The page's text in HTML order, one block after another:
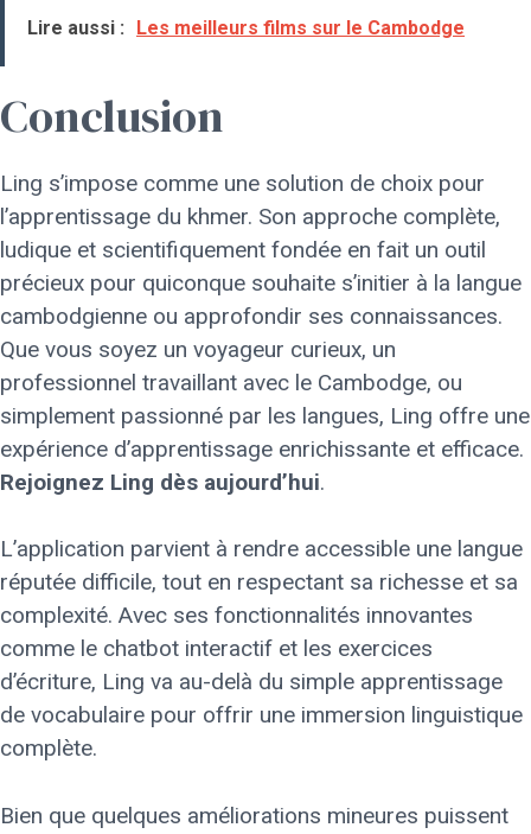
Lire aussi : Les meilleurs films sur le Cambodge
Conclusion
Ling s’impose comme une solution de choix pour
l’apprentissage du khmer. Son approche complète,
ludique et scientifiquement fondée en fait un outil
précieux pour quiconque souhaite s’initier à la langue
cambodgienne ou approfondir ses connaissances.
Que vous soyez un voyageur curieux, un
professionnel travaillant avec le Cambodge, ou
simplement passionné par les langues, Ling offre une
expérience d’apprentissage enrichissante et efficace.
Rejoignez Ling dès aujourd’hui.
L’application parvient à rendre accessible une langue
réputée difficile, tout en respectant sa richesse et sa
complexité. Avec ses fonctionnalités innovantes
comme le chatbot interactif et les exercices
d’écriture, Ling va au-delà du simple apprentissage
de vocabulaire pour offrir une immersion linguistique
complète.
Bien que quelques améliorations mineures puissent